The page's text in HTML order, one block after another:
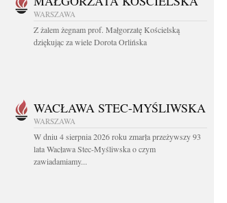
WARSZAWA
Z żalem żegnam prof. Małgorzatę Kościelską
dziękując za wiele Dorota Orlińska
WACŁAWA STEC-MYŚLIWSKA
WARSZAWA
W dniu 4 sierpnia 2026 roku zmarła przeżywszy 93
lata Wacława Stec-Myśliwska o czym
zawiadamiamy...